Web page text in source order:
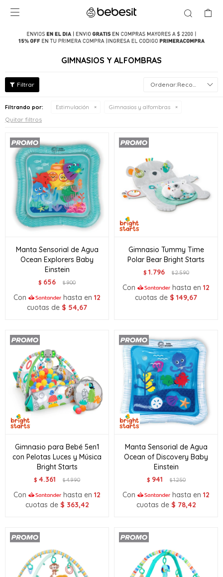

GIMNASIOS Y ALFOMBRAS
Recomendados
Filtrando por: Estimulación Gimnasios y alfombras
Quitar filtros
Manta Sensorial de Agua
Ocean Explorers Baby
Einstein
$ 656 $900
Con hasta en 12
cuotas de $ 54,67
Gimnasio Tummy Time
Polar Bear Bright Starts
$ 1.796 $2.590
Con hasta en 12
cuotas de $ 149,67
Gimnasio para Bebé 5en1
con Pelotas Luces y Música
Bright Starts
$ 4.361 $4.990
Con hasta en 12
cuotas de $ 363,42
Manta Sensorial de Agua
Ocean of Discovery Baby
Einstein
$ 941 $1.250
Con hasta en 12
cuotas de $ 78,42